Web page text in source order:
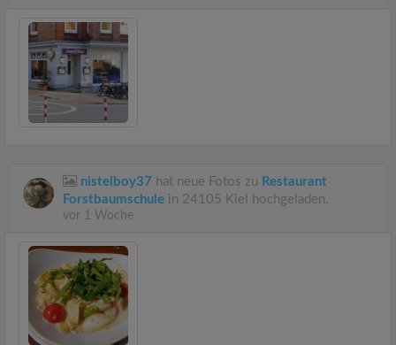
nistelboy37 hat neue Fotos zu Restaurant
Forstbaumschule in 24105 Kiel hochgeladen.
vor 1 Woche